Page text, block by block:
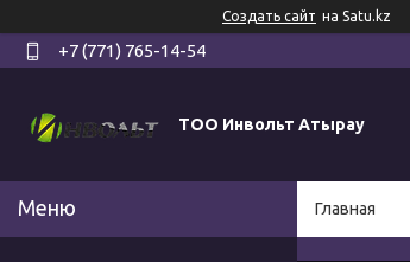
Создать сайт на Satu.kz
+7 (771) 765-14-54
ТОО Инвольт Атырау
Главная